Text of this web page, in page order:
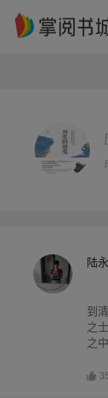
陆
到
之
之